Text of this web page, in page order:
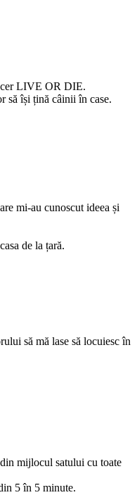
LIVE OR DIE.
să își țină câinii în case.
mi-au cunoscut ideea și
de la țară.
să mă lase să locuiesc în
mijlocul satului cu toate
5 în 5 minute.